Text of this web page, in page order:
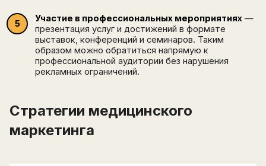
Участие в профессиональных мероприятиях —
презентация услуг и достижений в формате
выставок, конференций и семинаров. Таким
образом можно обратиться напрямую к
профессиональной аудитории без нарушения
рекламных ограничений.
Стратегии медицинского
маркетинга